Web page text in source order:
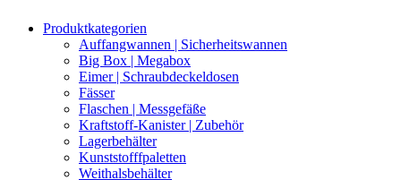
Produktkategorien
Auffangwannen | Sicherheitswannen
Big Box | Megabox
Eimer | Schraubdeckeldosen
Fässer
Flaschen | Messgefäße
Kraftstoff-Kanister | Zubehör
Lagerbehälter
Kunststofffpaletten
Weithalsbehälter